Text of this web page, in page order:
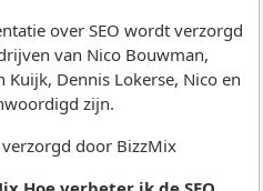
over SEO wordt verzorgd
van Nico Bouwman,
Kuijk, Dennis Lokerse, Nico en
zijn.
door BizzMix